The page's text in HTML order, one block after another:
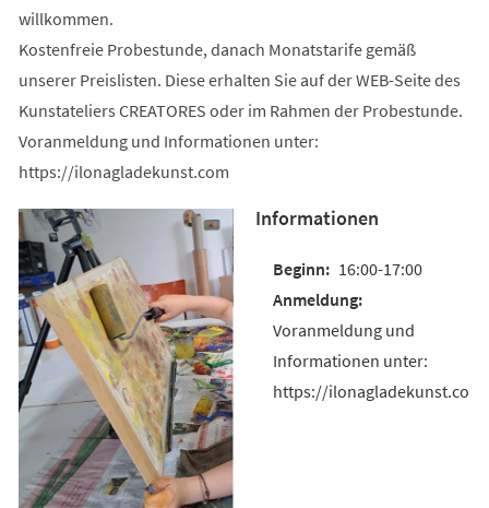
willkommen.
Kostenfreie Probestunde, danach Monatstarife gemäß
unserer Preislisten. Diese erhalten Sie auf der WEB-Seite des
Kunstateliers CREATORES oder im Rahmen der Probestunde.
Voranmeldung und Informationen unter:
https://ilonagladekunst.com
Informationen
16:00-17:00
Voranmeldung und
Informationen unter:
https://ilonagladekunst.com